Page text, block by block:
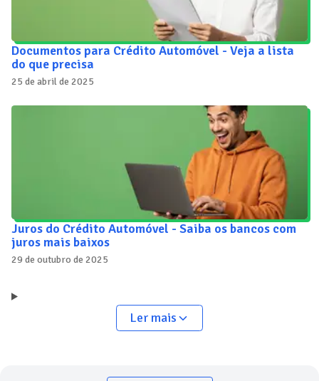
Documentos para Crédito Automóvel - Veja a lista
do que precisa
25 de abril de 2025
Juros do Crédito Automóvel - Saiba os bancos com
juros mais baixos
29 de outubro de 2025
Ler mais